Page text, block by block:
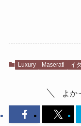
Luxury Maserati イ
よか